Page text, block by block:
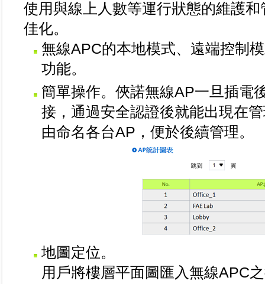
使用與線上人數等運行狀態的維護
佳化。
無線APC的本地模式、遠端控制
功能。
簡單操作。俠諾無線AP一旦插電
接，通過安全認證後就能出現在
由命名各台AP，便於後續管理。
地圖定位。
用戶將樓層平面圖匯入無線APC